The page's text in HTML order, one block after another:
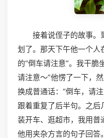
接着说侄子的故事。
划了。那天下午他一个人
的“倒车请注意”。我干脆
请注意～”他愣了一下，
换成普通话：“倒车，请
跟着重复了后半句。之后
装开车、逛超市，我用普
他用夹杂方言的句子回答